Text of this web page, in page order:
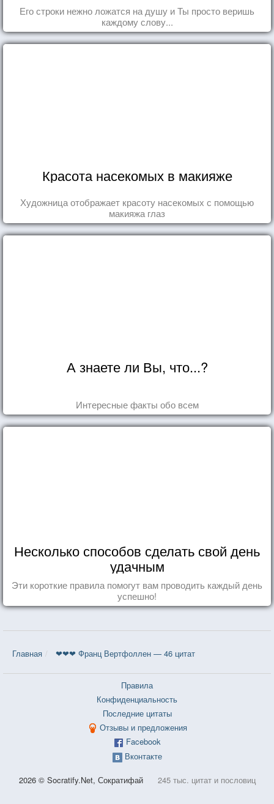
Его строки нежно ложатся на душу и Ты просто веришь
каждому слову...
Красота насекомых в макияже
Художница отображает красоту насекомых с помощью
макияжа глаз
А знаете ли Вы, что...?
Интересные факты обо всем
Несколько способов сделать свой день
удачным
Эти короткие правила помогут вам проводить каждый день
успешно!
Главная ❤❤❤ Франц Вертфоллен — 46 цитат
Правила
Конфиденциальность
Последние цитаты
Отзывы и предложения
Facebook
Вконтакте
2026 © Socratify.Net, Сократифай 245 тыс. цитат и пословиц